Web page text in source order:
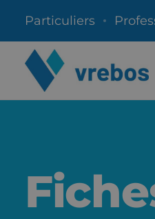
Particuliers